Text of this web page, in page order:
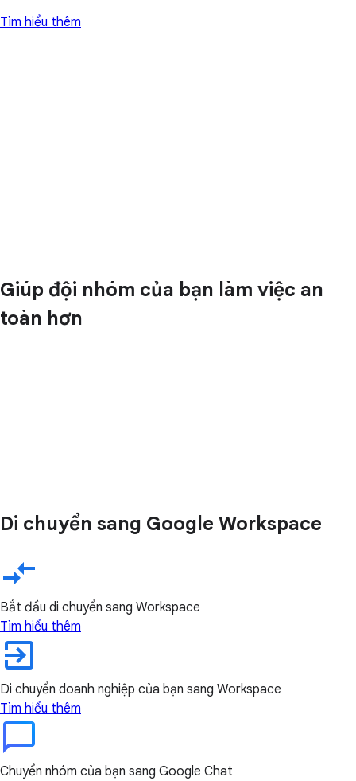
Tìm hiểu thêm
Giúp đội nhóm của bạn làm việc an
toàn hơn
Di chuyển sang Google Workspace
Bắt đầu di chuyển sang Workspace
Tìm hiểu thêm
Di chuyển doanh nghiệp của bạn sang Workspace
Tìm hiểu thêm
Chuyển nhóm của bạn sang Google Chat